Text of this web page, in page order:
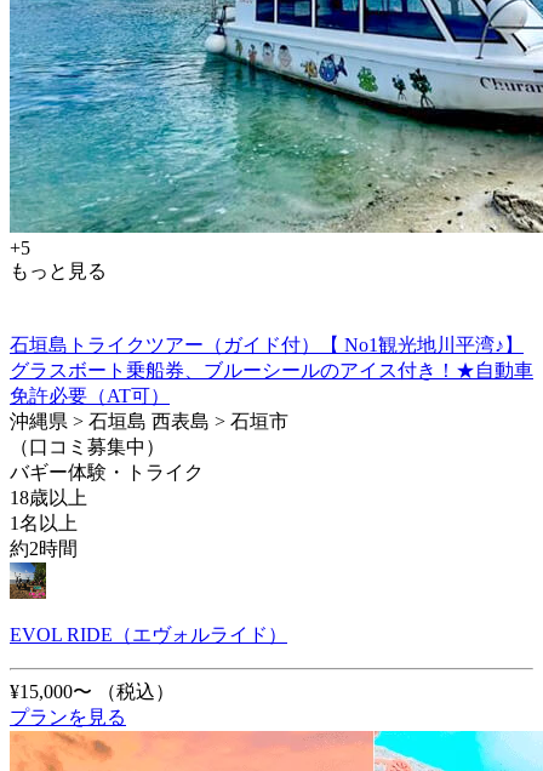
+5
もっと見る
石垣島トライクツアー（ガイド付）【 No1観光地川平湾♪】
グラスボート乗船券、ブルーシールのアイス付き！★自動車
免許必要（AT可）
沖縄県 > 石垣島 西表島 > 石垣市
（口コミ募集中）
バギー体験・トライク
18歳以上
1名以上
約2時間
EVOL RIDE（エヴォルライド）
¥15,000〜
（税込）
プランを見る